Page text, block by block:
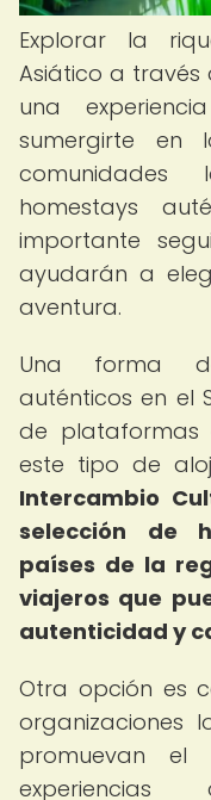
Explorar la
Asiático a través
una
sumergirte
comunidades
homestays
importante
ayudarán a
aventura.
Una forma
auténticos en el
de plataformas
este tipo de
Intercambio
selección de
países de la
viajeros que
autenticidad y
Otra opción es
organizaciones
promuevan el